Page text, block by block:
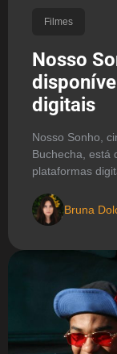
Filmes
Nosso
digitais
Nosso Sonho,
Buchecha, está
plataformas
Bruna